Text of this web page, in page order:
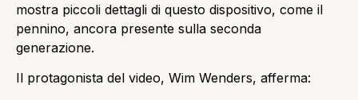
mostra piccoli dettagli di questo dispositivo, come il
pennino, ancora presente sulla seconda
generazione.
Il protagonista del video, Wim Wenders, afferma: